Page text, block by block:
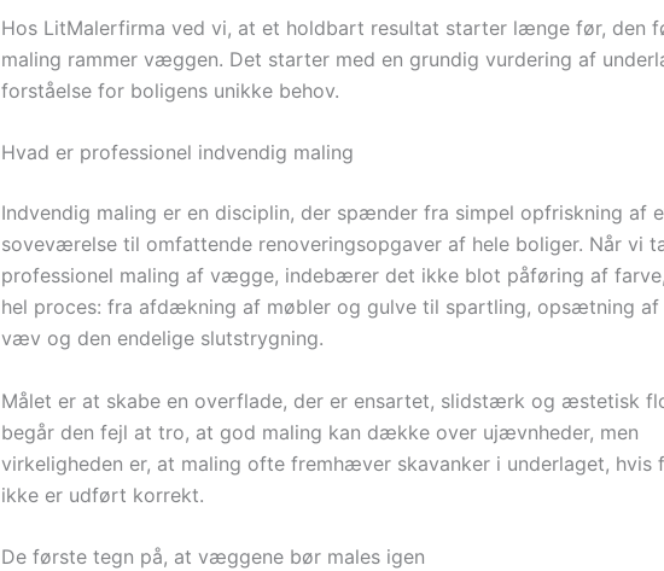
Hos LitMalerfirma ved vi, at et holdbart resultat starter længe før, den
maling rammer væggen. Det starter med en grundig vurdering af
forståelse for boligens unikke behov.
Hvad er professionel indvendig maling
Indvendig maling er en disciplin, der spænder fra simpel opfriskning af
soveværelse til omfattende renoveringsopgaver af hele boliger. Når vi
professionel maling af vægge, indebærer det ikke blot påføring af
hel proces: fra afdækning af møbler og gulve til spartling, opsætning
væv og den endelige slutstrygning.
Målet er at skabe en overflade, der er ensartet, slidstærk og æstetisk
begår den fejl at tro, at god maling kan dække over ujævnheder, men
virkeligheden er, at maling ofte fremhæver skavanker i underlaget, hvis
ikke er udført korrekt.
De første tegn på, at væggene bør males igen